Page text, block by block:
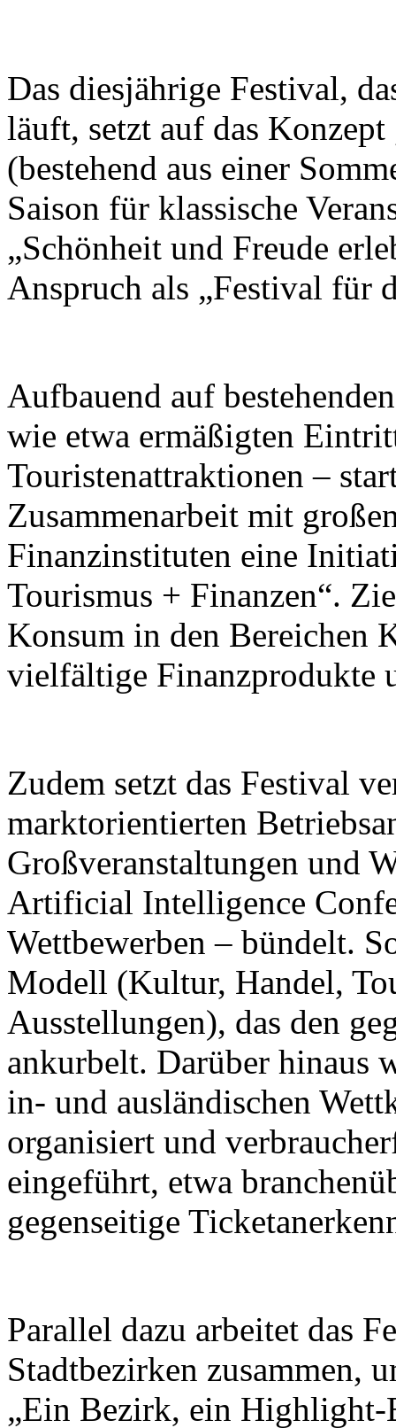
Das diesjährige Festival,
läuft, setzt auf das
(bestehend aus einer
Saison für klassische
„Schönheit und Freude
Anspruch als „Festival für
Aufbauend auf
wie etwa ermäßigten
Touristenattraktionen –
Zusammenarbeit mit
Finanzinstituten eine
Tourismus + Finanzen“.
Konsum in den Bereichen
vielfältige Finanzprodukte
Zudem setzt das Festival
marktorientierten
Großveranstaltungen und
Artificial Intelligence
Wettbewerben – bündelt.
Modell (Kultur, Handel,
Ausstellungen), das den
ankurbelt. Darüber hinaus
in- und ausländischen
organisiert und
eingeführt, etwa
gegenseitige
Parallel dazu arbeitet das
Stadtbezirken zusammen,
„Ein Bezirk, ein Highlight-